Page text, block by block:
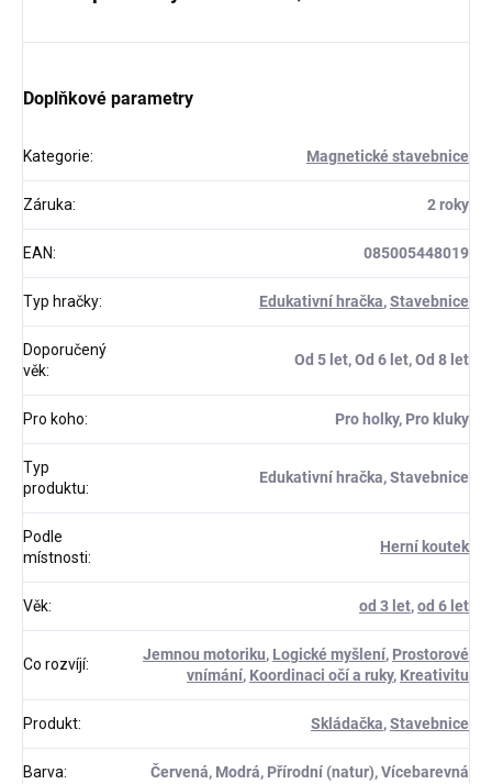
Doplňkové parametry
Kategorie: Magnetické stavebnice
Záruka: 2 roky
EAN: 085005448019
Typ hračky: Edukativní hračka,Stavebnice
Doporučený
věk:
Od 5 let, Od 6 let, Od 8 let
Pro koho: Pro holky, Pro kluky
Typ
produktu:
Edukativní hračka, Stavebnice
Podle
místnosti:
Herní koutek
Věk: od 3 let,od 6 let
Co rozvíjí:
Jemnou motoriku, Logické myšlení, Prostorové
vnímání, Koordinaci očí a ruky, Kreativitu
Produkt: Skládačka,Stavebnice
Barva: Červená, Modrá, Přírodní (natur), Vícebarevná